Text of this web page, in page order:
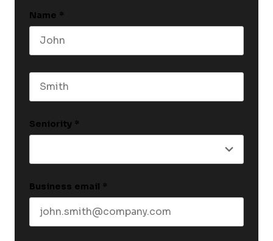
Name *
Seniority *
Business email *